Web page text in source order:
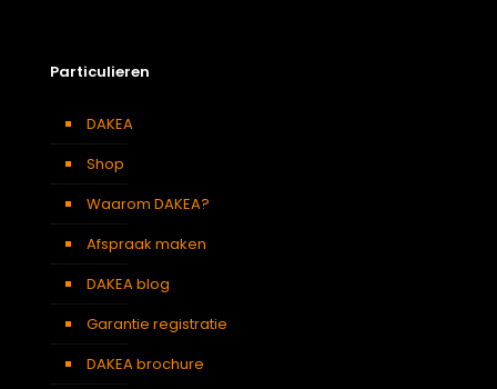
Particulieren
DAKEA
Shop
Waarom DAKEA?
Afspraak maken
DAKEA blog
Garantie registratie
DAKEA brochure